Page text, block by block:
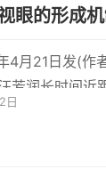
眼的形成机
4月21日发(作
芳润长时间近
续
日